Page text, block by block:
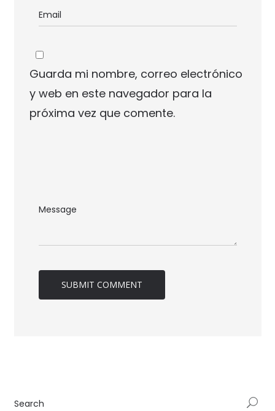
Guarda mi nombre, correo electrónico
y web en este navegador para la
próxima vez que comente.